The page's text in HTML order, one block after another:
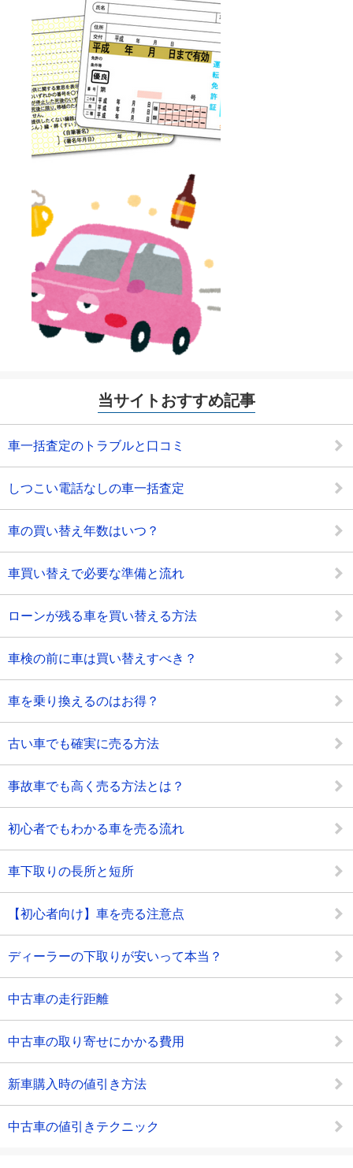
当サイトおすすめ記事
車一括査定のトラブルと口コミ
しつこい電話なしの車一括査定
車の買い替え年数はいつ？
車買い替えで必要な準備と流れ
ローンが残る車を買い替える方法
車検の前に車は買い替えすべき？
車を乗り換えるのはお得？
古い車でも確実に売る方法
事故車でも高く売る方法とは？
初心者でもわかる車を売る流れ
車下取りの長所と短所
【初心者向け】車を売る注意点
ディーラーの下取りが安いって本当？
中古車の走行距離
中古車の取り寄せにかかる費用
新車購入時の値引き方法
中古車の値引きテクニック